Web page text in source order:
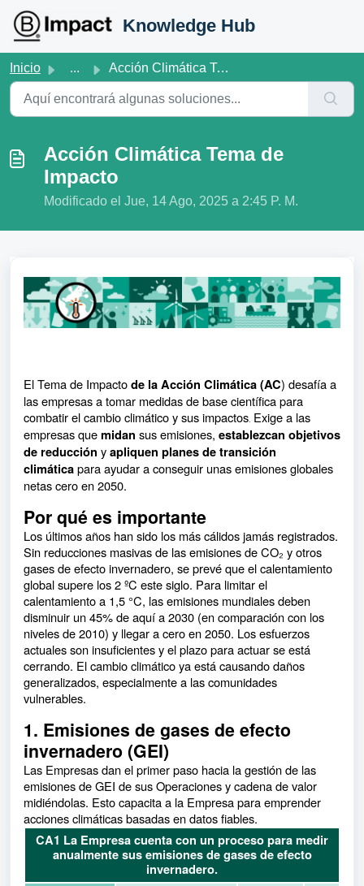
Knowledge Hub
Inicio ... Acción Climática Tema de Impacto
Acción Climática Tema de
Impacto
Modificado el Jue, 14 Ago, 2025 a 2:45 P. M.
El Tema de Impactode la Acción Climática (AC) desafía a
las empresas a tomar medidas de base científica para
combatir el cambio climático y sus impactos Exige a las
empresas quemidan sus emisiones, establezcan objetivos
de reducción yapliquen planes de transición
climáticapara ayudar a conseguir unas emisiones globales
netas cero en 2050.
Por qué es importante
Los últimos años han sido los más cálidos jamás registrados.
Sin reducciones masivas de las emisiones de CO₂ y otros
gases de efecto invernadero, se prevé que el calentamiento
global supere los 2 ºC este siglo. Para limitar el
calentamiento a 1,5 °C, las emisiones mundiales deben
disminuir un 45% de aquí a 2030 (en comparación con los
niveles de 2010) y llegar a cero en 2050. Los esfuerzos
actuales son insuficientes y el plazo para actuar se está
cerrando. El cambio climático ya está causando daños
generalizados, especialmente a las comunidades
vulnerables.
1. Emisiones de gases de efecto
invernadero (GEI)
Las Empresas dan el primer paso hacia la gestión de las
emisiones de GEI de sus Operaciones y cadena de valor
midiéndolas. Esto capacita a la Empresa para emprender
acciones climáticas basadas en datos fiables.
CA1 La Empresa cuenta con un proceso para medir
anualmente sus emisiones de gases de efecto
invernadero.